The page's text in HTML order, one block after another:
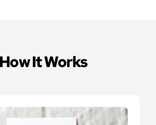
How It Works